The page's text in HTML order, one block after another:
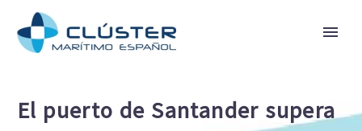
El puerto de Santander supera